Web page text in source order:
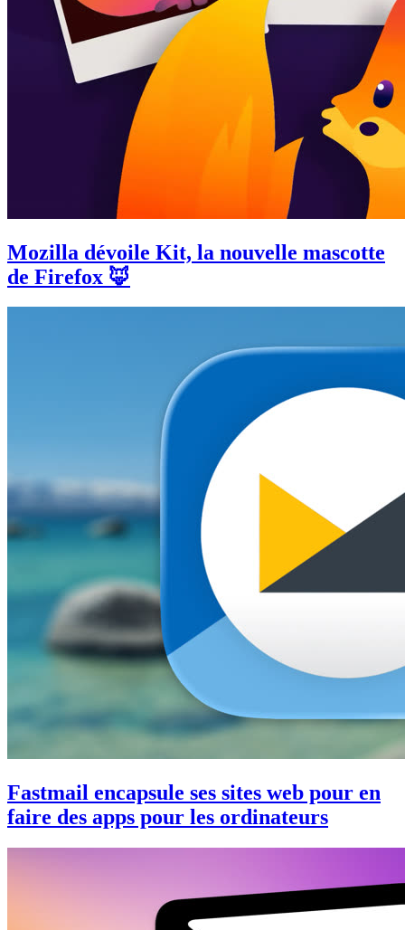
Mozilla dévoile Kit, la nouvelle mascotte
de Firefox 🦊
Fastmail encapsule ses sites web pour en
faire des apps pour les ordinateurs